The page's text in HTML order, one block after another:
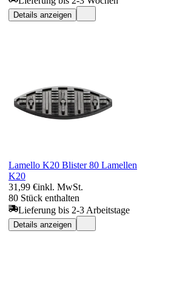
Details anzeigen
Lamello K20 Blister 80 Lamellen
K20
31,99 €inkl. MwSt.
80 Stück enthalten
Lieferung bis 2-3 Arbeitstage
Details anzeigen